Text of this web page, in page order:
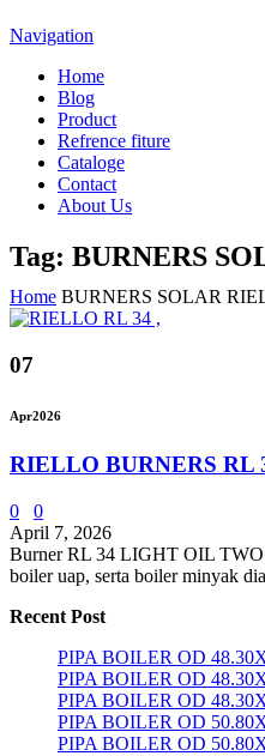
Navigation
Home
Blog
Product
Refrence fiture
Cataloge
Contact
About Us
Tag: BURNERS
Home BURNERS SOLAR
07
Apr2026
RIELLO BURNERS RL
0
0
April 7, 2026
Burner RL 34 LIGHT OIL TWO
boiler uap, serta boiler minyak
Recent Post
PIPA BOILER OD
PIPA BOILER OD
PIPA BOILER OD
PIPA BOILER OD
PIPA BOILER OD